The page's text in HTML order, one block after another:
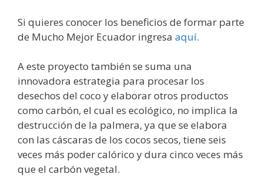
Si quieres conocer los beneficios de formar parte
de Mucho Mejor Ecuador ingresa aquí.
A este proyecto también se suma una
innovadora estrategia para procesar los
desechos del coco y elaborar otros productos
como carbón, el cual es ecológico, no implica la
destrucción de la palmera, ya que se elabora
con las cáscaras de los cocos secos, tiene seis
veces más poder calórico y dura cinco veces más
que el carbón vegetal.